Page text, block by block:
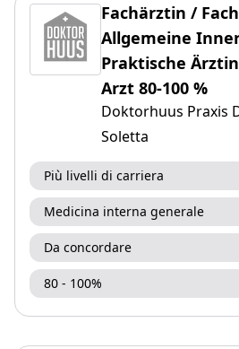
Fachärztin /
Allgemeine
Praktische
Arzt 80-100 %
Doktorhuus Praxis
Soletta
Più livelli di carriera
Medicina interna generale
Da concordare
80 - 100%